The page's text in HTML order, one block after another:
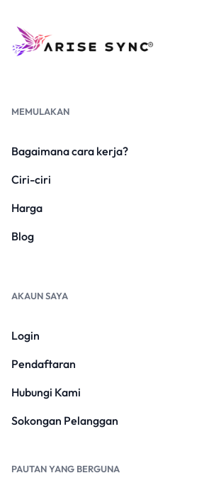
MEMULAKAN
Bagaimana cara kerja?
Ciri-ciri
Harga
Blog
AKAUN SAYA
Login
Pendaftaran
Hubungi Kami
Sokongan Pelanggan
PAUTAN YANG BERGUNA